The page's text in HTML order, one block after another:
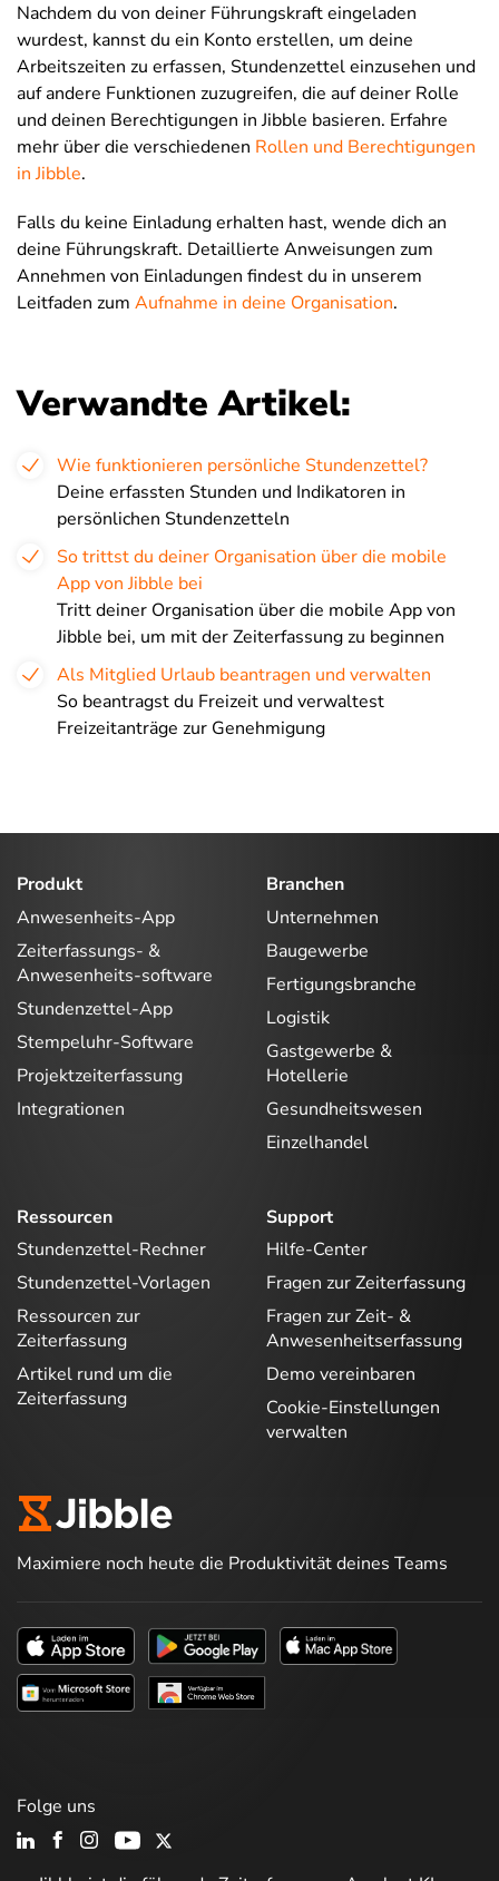
Nachdem du von deiner Führungskraft eingeladen
wurdest, kannst du ein Konto erstellen, um deine
Arbeitszeiten zu erfassen, Stundenzettel einzusehen und
auf andere Funktionen zuzugreifen, die auf deiner Rolle
und deinen Berechtigungen in Jibble basieren. Erfahre
mehr über die verschiedenen Rollen und Berechtigungen
in Jibble.
Falls du keine Einladung erhalten hast, wende dich an
deine Führungskraft. Detaillierte Anweisungen zum
Annehmen von Einladungen findest du in unserem
Leitfaden zum Aufnahme in deine Organisation.
Verwandte Artikel:
Wie funktionieren persönliche Stundenzettel?
Deine erfassten Stunden und Indikatoren in
persönlichen Stundenzetteln
So trittst du deiner Organisation über die mobile
App von Jibble bei
Tritt deiner Organisation über die mobile App von
Jibble bei, um mit der Zeiterfassung zu beginnen
Als Mitglied Urlaub beantragen und verwalten
So beantragst du Freizeit und verwaltest
Freizeitanträge zur Genehmigung
Produkt
Anwesenheits-App
Zeiterfassungs- &
Anwesenheits-software
Stundenzettel-App
Stempeluhr-Software
Projektzeiterfassung
Integrationen
Branchen
Unternehmen
Baugewerbe
Fertigungsbranche
Logistik
Gastgewerbe &
Hotellerie
Gesundheitswesen
Einzelhandel
Ressourcen
Stundenzettel-Rechner
Stundenzettel-Vorlagen
Ressourcen zur
Zeiterfassung
Artikel rund um die
Zeiterfassung
Support
Hilfe-Center
Fragen zur Zeiterfassung
Fragen zur Zeit- &
Anwesenheitserfassung
Demo vereinbaren
Cookie-Einstellungen
verwalten
Maximiere noch heute die Produktivität deines Teams
Folge uns